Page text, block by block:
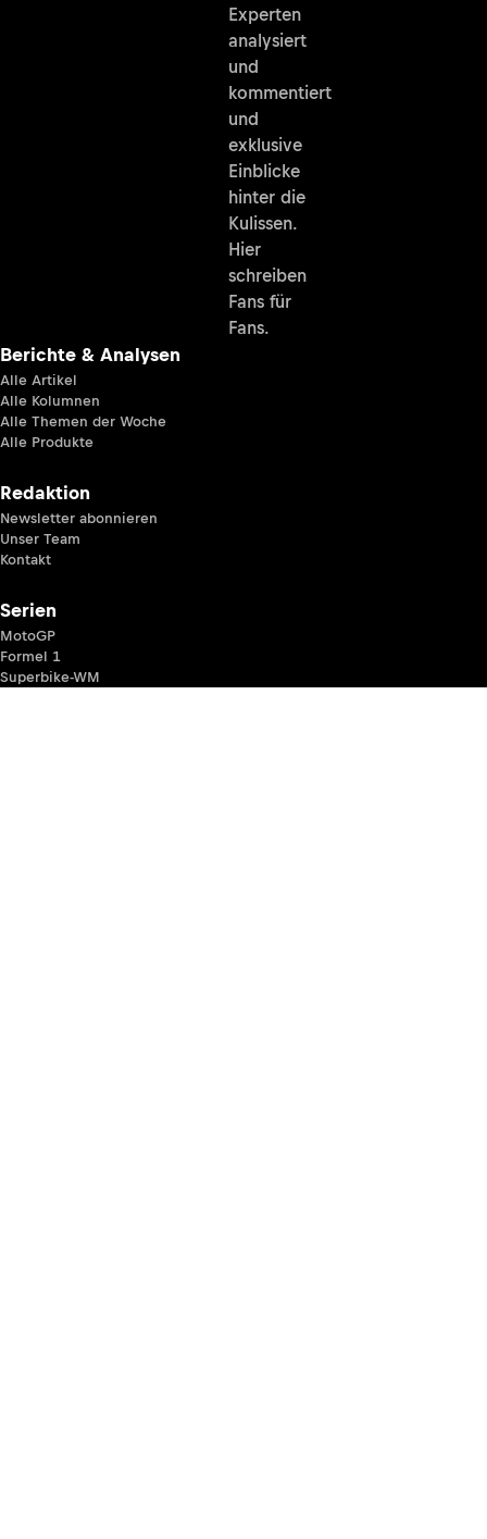
Experten
analysiert
und
kommentiert
und
exklusive
Einblicke
hinter die
Kulissen.
Hier
schreiben
Fans für
Fans.
Berichte & Analysen
Alle Artikel
Alle Kolumnen
Alle Themen der Woche
Alle Produkte
Redaktion
Newsletter abonnieren
Unser Team
Kontakt
Serien
MotoGP
Formel 1
Superbike-WM